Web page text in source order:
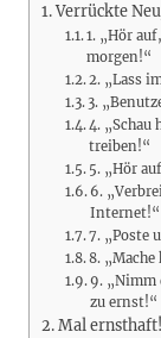
Verrückte
1. „Hör
morgen!“
2. „Lass
3.
4. „Schau
treiben!“
5. „Hör
6.
Internet!“
7. „Poste
8. „Mache
9. „Nimm
zu ernst!“
Mal